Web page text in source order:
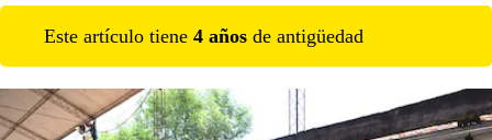
Este artículo tiene 4 años de antigüedad